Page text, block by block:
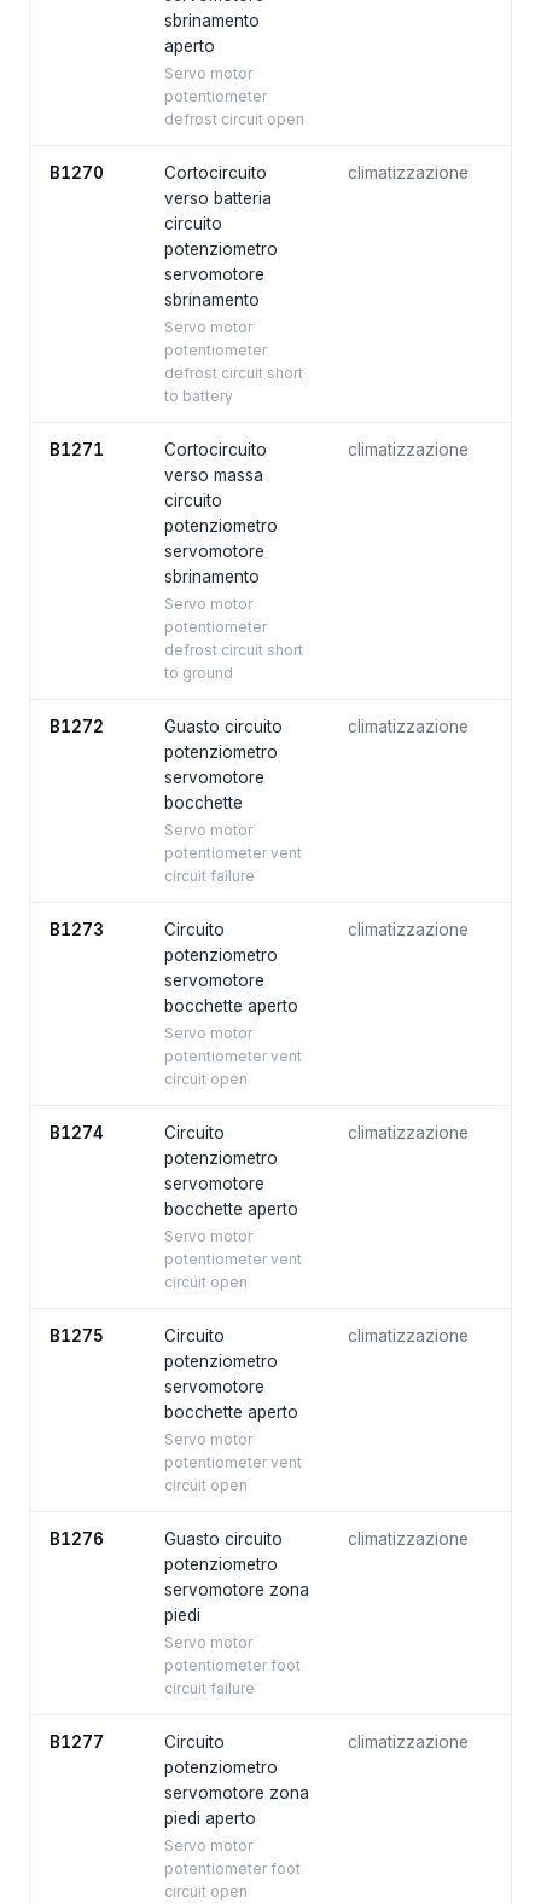
sbrinamento
aperto
Servo motor
potentiometer
defrost circuit open
B1270
Cortocircuito
verso batteria
circuito
potenziometro
servomotore
sbrinamento
Servo motor
potentiometer
defrost circuit short
to battery
climatizzazione
B1271
Cortocircuito
verso massa
circuito
potenziometro
servomotore
sbrinamento
Servo motor
potentiometer
defrost circuit short
to ground
climatizzazione
B1272
Guasto circuito
potenziometro
servomotore
bocchette
Servo motor
potentiometer vent
circuit failure
climatizzazione
B1273
Circuito
potenziometro
servomotore
bocchette aperto
Servo motor
potentiometer vent
circuit open
climatizzazione
B1274
Circuito
potenziometro
servomotore
bocchette aperto
Servo motor
potentiometer vent
circuit open
climatizzazione
B1275
Circuito
potenziometro
servomotore
bocchette aperto
Servo motor
potentiometer vent
circuit open
climatizzazione
B1276
Guasto circuito
potenziometro
servomotore zona
piedi
Servo motor
potentiometer foot
circuit failure
climatizzazione
B1277
Circuito
potenziometro
servomotore zona
piedi aperto
Servo motor
potentiometer foot
circuit open
climatizzazione